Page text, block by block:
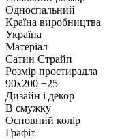
Односпальний
Країна виробництва
Україна
Матеріал
Сатин Страйп
Розмір простирадла
90х200 +25
Дизайн і декор
В смужку
Основний колір
Графіт